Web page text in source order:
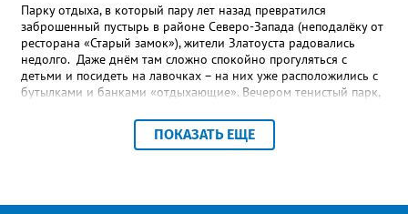
Парку отдыха, в который пару лет назад превратился
заброшенный пустырь в районе Северо-Запада (неподалёку от
ресторана «Старый замок»), жители Златоуста радовались
недолго. Даже днём там сложно спокойно прогуляться с
детьми и посидеть на лавочках – на них уже расположились с
бутылками и банками «отдыхающие». Вечером тенистый парк,
пристанищем многочисленных «пьяных» компаний, и жители
соседних многоэтажек до утра не могут сомкнуть глаз.
дома № 7 во 2 квартале Северо-Запада Светлана К. – Это не
ПОКАЗАТЬ ЕЩЕ